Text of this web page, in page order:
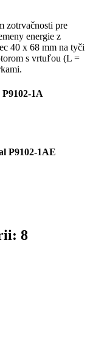
zotrvačnosti pre
energie z
40 x 68 mm na tyči
s vrtuľou (L =
1A
P9102-1AE
8